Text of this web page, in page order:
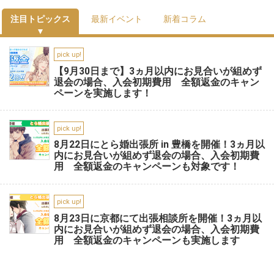
注目トピックス 最新イベント 新着コラム
pick up!
【9月30日まで】3ヵ月以内にお見合いが組めず
退会の場合、入会初期費用 全額返金のキャン
ペーンを実施します！
pick up!
8月22日にとら婚出張所 in 豊橋を開催！3ヵ月以
内にお見合いが組めず退会の場合、入会初期費
用 全額返金のキャンペーンも対象です！
pick up!
8月23日に京都にて出張相談所を開催！3ヵ月以
内にお見合いが組めず退会の場合、入会初期費
用 全額返金のキャンペーンも実施します